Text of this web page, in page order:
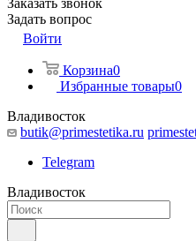
Заказать звонок
Задать вопрос
Войти
Корзина0
Избранные товары0
Владивосток
butik@primestetika.ru
Telegram
Владивосток